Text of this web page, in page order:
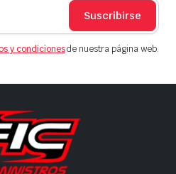
Suscribirse
y condicionesde nuestra página web.